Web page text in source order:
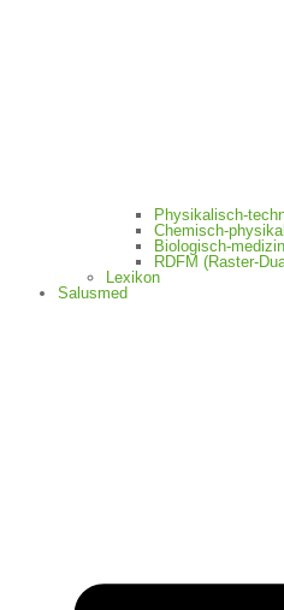
Physikalisch-
Chemisch-
Biologisch-
RDFM (Raster-
Lexikon
Salusmed